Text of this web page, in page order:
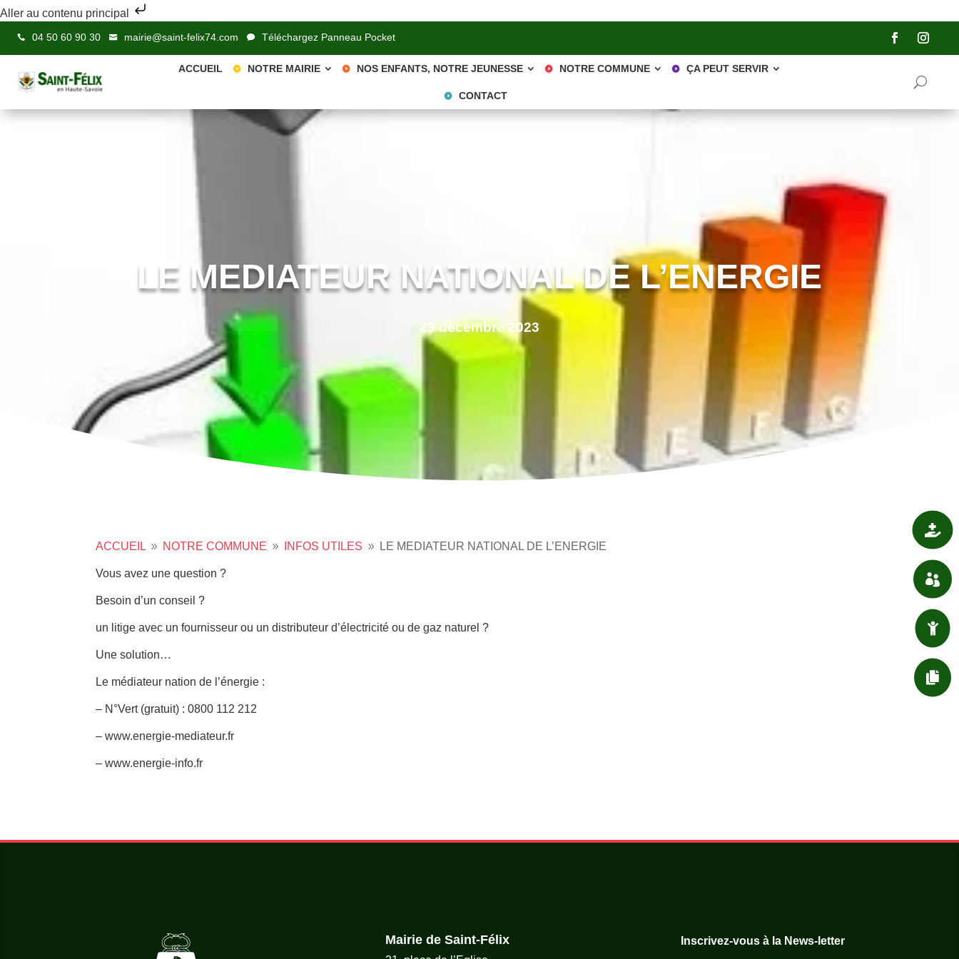
Aller au contenu principal
04 50 60 90 30 mairie@saint-felix74.com Téléchargez Panneau Pocket
ACCUEIL NOTRE MAIRIE NOS ENFANTS, NOTRE JEUNESSE NOTRE COMMUNE ÇA PEUT SERVIR
CONTACT




LE MEDIATEUR NATIONAL DE L’ENERGIE
29 décembre 2023
ACCUEIL 9 NOTRE COMMUNE 9 INFOS UTILES 9 LE MEDIATEUR NATIONAL DE L’ENERGIE
Vous avez une question ?
Besoin d’un conseil ?
un litige avec un fournisseur ou un distributeur d’électricité ou de gaz naturel ?
Une solution…
Le médiateur nation de l’énergie :
– N°Vert (gratuit) : 0800 112 212
– www.energie-mediateur.fr
– www.energie-info.fr
Mairie de Saint-Félix Inscrivez-vous à la News-letter